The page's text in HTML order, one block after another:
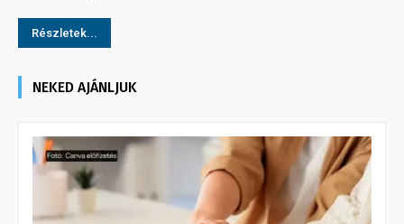
Részletek...
NEKED AJÁNLJUK